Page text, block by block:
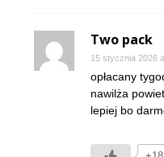
Two pack
15 stycznia 2026
opłacany
nawilża
lepiej bo